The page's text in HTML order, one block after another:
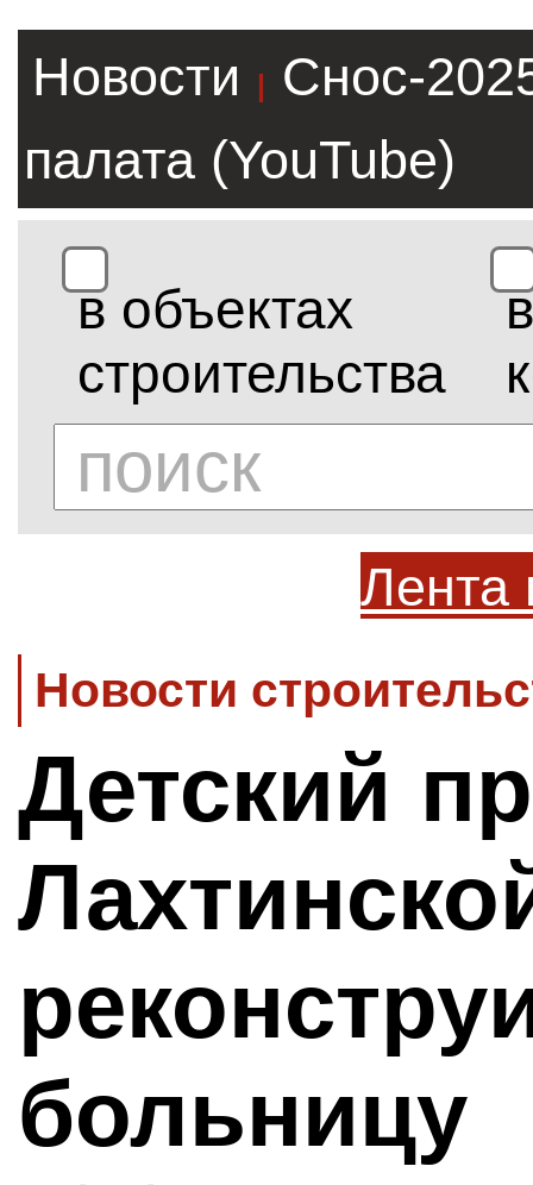
Новости |
Снос-
палата (YouTube)
в объектах
строительства
в
Лента
Новости
Детский
больницу